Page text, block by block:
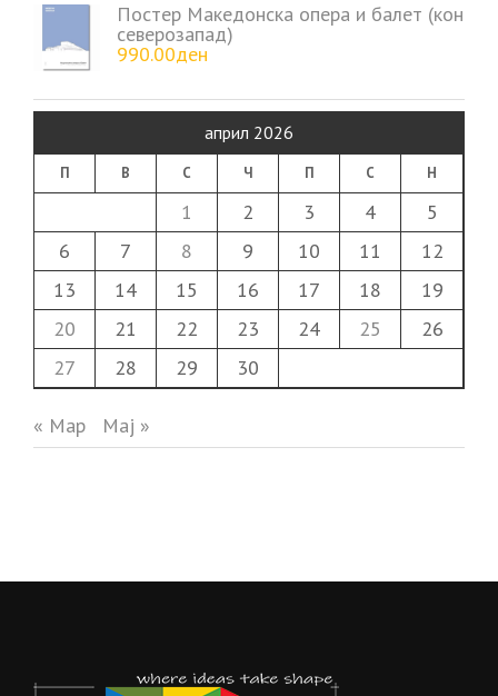
Постер Македонска опера и балет (кон
северозапад)
990.00ден
април 2026
П В С Ч П С Н
1 2 3 4
5
6
7 8 9 10 11
12
13
14 15 16 17 18
19
20
21 22 23 24 25
26
27
28 29 30
« Мар Мај »